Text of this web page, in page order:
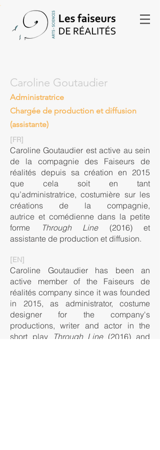
Caroline Goutaudier
Administratrice
Chargée de production et diffusion
(assistante)
[FR]
Caroline Goutaudier est active au sein
de la compagnie des Faiseurs de
réalités depuis sa création en 2015
que cela soit en tant
qu’administratrice, costumière sur les
créations de la compagnie,
autrice et comédienne dans la petite
forme Through Line(2016) et
assistante de production et diffusion.
[EN]
Caroline Goutaudier has been an
active member of the Faiseurs de
réalités company since it was founded
in 2015, as administrator, costume
designer for the company's
productions, writer and actor in the
short play
Through Line(2016) and